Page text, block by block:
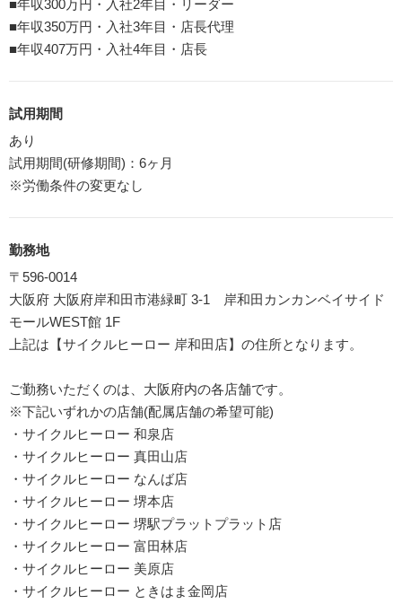
■年収300万円・入社2年目・リーダー
■年収350万円・入社3年目・店長代理
■年収407万円・入社4年目・店長
試用期間
あり
試用期間(研修期間)：6ヶ月
※労働条件の変更なし
勤務地
〒596-0014
大阪府 大阪府岸和田市港緑町 3-1 岸和田カンカンベイサイド
モールWEST館 1F
上記は【サイクルヒーロー 岸和田店】の住所となります。
ご勤務いただくのは、大阪府内の各店舗です。
※下記いずれかの店舗(配属店舗の希望可能)
・サイクルヒーロー 和泉店
・サイクルヒーロー 真田山店
・サイクルヒーロー なんば店
・サイクルヒーロー 堺本店
・サイクルヒーロー 堺駅プラットプラット店
・サイクルヒーロー 富田林店
・サイクルヒーロー 美原店
・サイクルヒーロー ときはま金岡店